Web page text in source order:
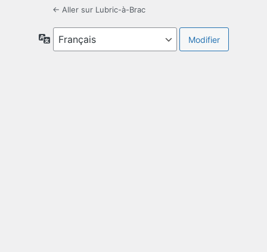
← Aller sur Lubric-à-Brac
Langue